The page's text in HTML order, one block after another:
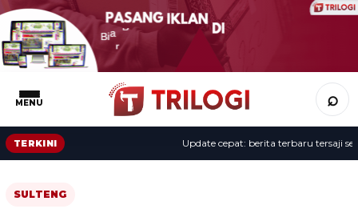
MENU ⌕
TERKINI Update cepat: berita terbaru tersaji
SULTENG